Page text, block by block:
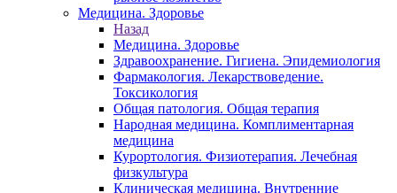
Медицина. Здоровье
Назад
Медицина. Здоровье
Здравоохранение. Гигиена. Эпидемиология
Фармакология. Лекарствоведение.
Токсикология
Общая патология. Общая терапия
Народная медицина. Комплиментарная
медицина
Курортология. Физиотерапия. Лечебная
физкультура
Клиническая медицина. Внутренние